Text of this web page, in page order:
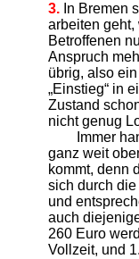
3.In Bremen
arbeiten geht,
Betroffenen
Anspruch
übrig, also
„Einstieg“ in
Zustand
nicht genug
Immer
ganz weit
kommt, denn
sich durch
und
auch
260 Euro
Vollzeit, und